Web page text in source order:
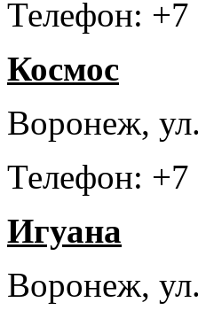
Телефон:
Космос
Воронеж,
Телефон:
Игуана
Воронеж,